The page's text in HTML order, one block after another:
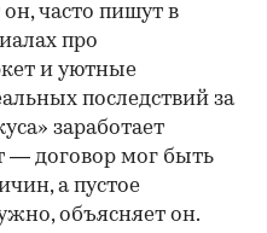
часто пишут в
про
и уютные
последствий за
заработает
— договор мог быть
а пустое
объясняет он.